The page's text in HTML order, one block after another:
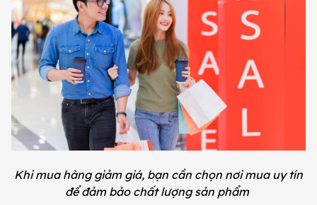
Khi mua hàng giảm giá, bạn cần chọn nơi mua uy tín
để đảm bảo chất lượng sản phẩm